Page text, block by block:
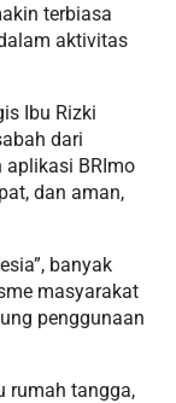
terbiasa
aktivitas
Ibu Rizki
dari
BRImo
dan aman,
banyak
masyarakat
penggunaan
rumah tangga,